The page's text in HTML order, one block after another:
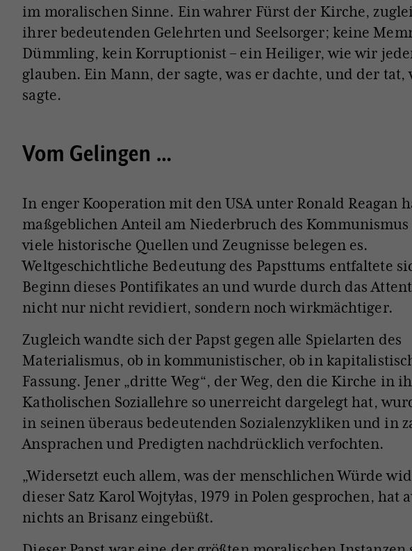
im moralischen Sinne. Ein wahrer Fürst der Kirche,
ihrer bedeutenden Gelehrten und Seelsorger; keine
Dümmling, kein Korruptionist – ein Heiliger, wie wir
glauben. Ein Mann, der sagte, was er dachte, und der tat,
sagte.
Vom Gelingen …
In enger Kooperation mit den USA unter Ronald Reagan
maßgeblichen Anteil am Niederbruch des
viele historische Quellen und Zeugnisse belegen es.
Weltgeschichtliche Bedeutung des Papsttums entfaltete
Beginn dieses Pontifikates an und wurde durch das
nicht nur nicht revidiert, sondernnoch wirkmächtiger.
Zugleich wandte sich der Papst gegen alle Spielarten des
Materialismus, ob in kommunistischer, ob in
Fassung. Jener „dritte Weg“, der Weg, den die Kirche in
Katholischen Soziallehre so unerreicht dargelegt hat,
in seinen überaus bedeutenden Sozialenzykliken und in
Ansprachen und Predigten nachdrücklich verfochten.
„Widersetzt euch allem, was der menschlichen Würde
dieser Satz Karol Wojtyłas, 1979 in Polen gesprochen, hat
nichts an Brisanz eingebüßt.